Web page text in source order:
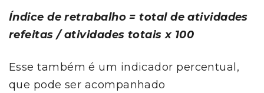
Índice de retrabalho = total de atividades
refeitas / atividades totais x 100
Esse também é um indicador percentual,
que pode ser acompanhado